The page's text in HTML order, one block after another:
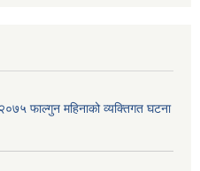
फाल्गुन महिनाको व्यक्तिगत घटना